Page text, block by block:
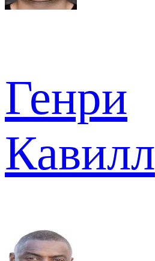
Генри
Кавилл